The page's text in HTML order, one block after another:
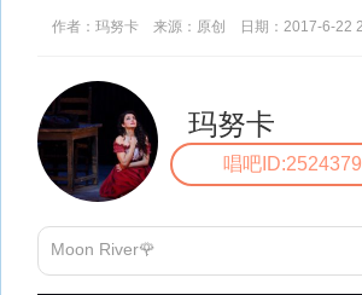
作者：玛努卡 来源：原创 日期：2017-6-22
玛努卡
唱吧
Moon River🌹